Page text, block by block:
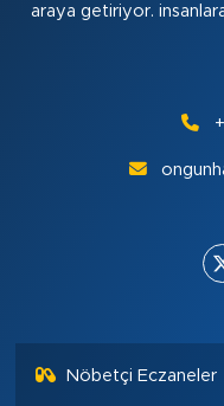
araya getiriyor.
Nöbetçi Eczaneler